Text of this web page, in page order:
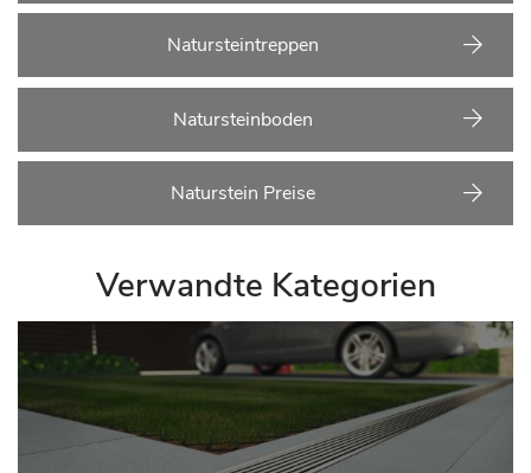
Natursteintreppen
Natursteinboden
Naturstein Preise
Verwandte Kategorien